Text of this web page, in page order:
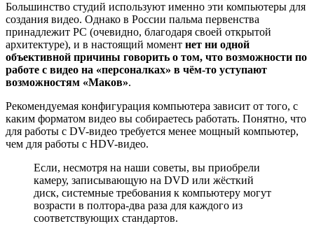
Большинство студий используют именно эти компьютеры для
создания видео. Однако в России пальма первенства
принадлежит PC (очевидно, благодаря своей открытой
архитектуре), и в настоящий момент нет ни одной
объективной причины говорить о том, что возможности по
работе с видео на «персоналках» в чём-то уступают
возможностям «Маков».
Рекомендуемая конфигурация компьютера зависит от того, с
каким форматом видео вы собираетесь работать. Понятно, что
для работы с DV-видео требуется менее мощный компьютер,
чем для работы с HDV-видео.
Если, несмотря на наши советы, вы приобрели
камеру, записывающую на DVD или жёсткий
диск, системные требования к компьютеру могут
возрасти в полтора-два раза для каждого из
соответствующих стандартов.